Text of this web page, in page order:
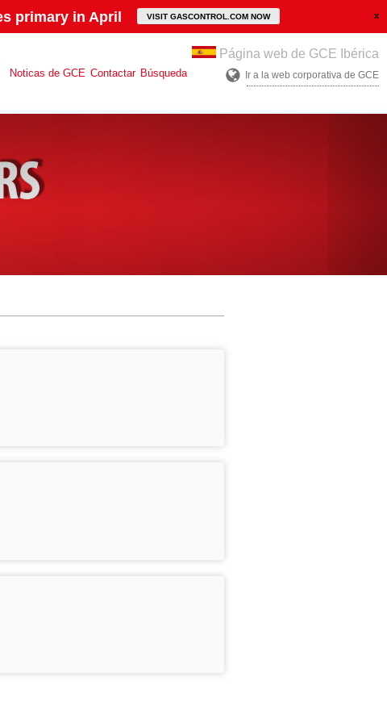
primary in April VISIT GASCONTROL.COM NOW
Noticas de GCE Contactar Búsqueda
Página web de GCE Ibérica
Ir a la web corporativa de GCE